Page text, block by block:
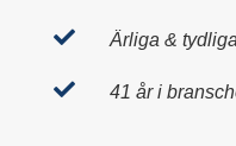
 Ärliga &
 41 år i